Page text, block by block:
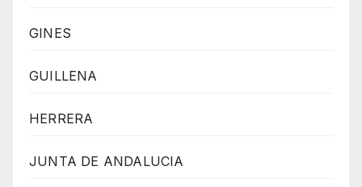
GINES
GUILLENA
HERRERA
JUNTA DE ANDALUCIA